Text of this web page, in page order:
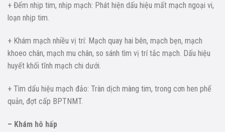
+ Đếm nhịp tim, nhịp mạch: Phát hiện dấu hiệu mất mạch ngoại vi,
loạn nhịp tim.
+ Khám mạch nhiều vị trí: Mạch quay hai bên, mạch bẹn, mạch
khoeo chân, mạch mu chân, so sánh tìm vị trí tắc mạch. Dấu hiệu
huyết khối tĩnh mạch chi dưới.
+ Tìm dấu hiệu mạch đảo: Tràn dịch màng tim, trong cơn hen phế
quản, đợt cấp BPTNMT.
– Khám hô hấp